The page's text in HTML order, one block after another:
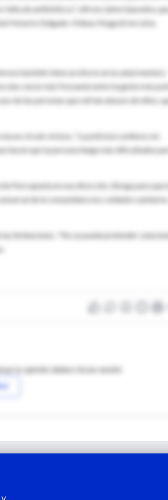
de antibióticos", afirma Jaime Saavedra, que
Honorio Delgado-Hideyo Noguchi en Lima.
también tiene un efecto en la salud mental y
dos veces más frecuente entre la gente más
de las personas que sufrían abusos de niños,
un círculo vicioso. "La pobreza conlleva con
hacen que la persona tenga más dificultades
Perú apunta en esa dirección. Aboga para que
de la comunidad a los cuidados sanitarios
limitaciones. "No se puede pretender
tu opinión debes iniciar sesión